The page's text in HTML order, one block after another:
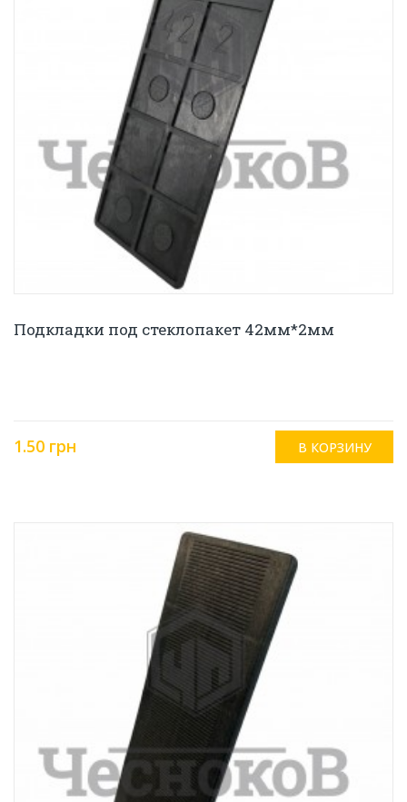
Подкладки под стеклопакет 42мм*2мм
1.50 грн